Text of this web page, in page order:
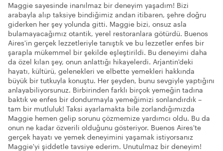
Maggie sayesinde inanılmaz bir deneyim yaşadım! Bizi
arabayla alıp taksiye bindiğimiz andan itibaren, şehre doğru
giderken her şey yolunda gitti. Maggie bizi, onsuz asla
bulamayacağımız otantik, yerel restoranlara götürdü. Buenos
Aires'in gerçek lezzetleriyle tanıştık ve bu lezzetler enfes bir
şarapla mükemmel bir şekilde eşleştirildi. Bu deneyimi daha
da özel kılan şey, onun anlattığı hikayelerdi. Arjantin'deki
hayatı, kültürü, gelenekleri ve elbette yemekleri hakkında
büyük bir tutkuyla konuştu. Her şeyden, bunu sevgiyle yaptığını
anlayabiliyorsunuz. Birbirinden farklı birçok yemeğin tadına
baktık ve enfes bir dondurmayla yemeğimizi sonlandırdık –
tam bir mutluluk! Taksi ayarlamakta bile zorlandığımızda
Maggie hemen gelip sorunu çözmemize yardımcı oldu. Bu da
onun ne kadar özverili olduğunu gösteriyor. Buenos Aires'te
gerçek hayatı ve yemek deneyimini yaşamak istiyorsanız
Maggie'yi şiddetle tavsiye ederim. Unutulmaz bir deneyim!